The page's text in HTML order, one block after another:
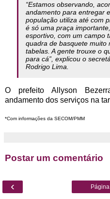
“Estamos observando,
andamento para entregar
população utiliza até com
é só uma praça
esportivo, com um campo
quadra de basquete muito
tabelas. A gente trouxe o
para cá”, explicou o
Rodrigo Lima.
O prefeito Allyson
andamento dos serviços na
*Com informações da SECOM/PMM
Postar um comentário
‹